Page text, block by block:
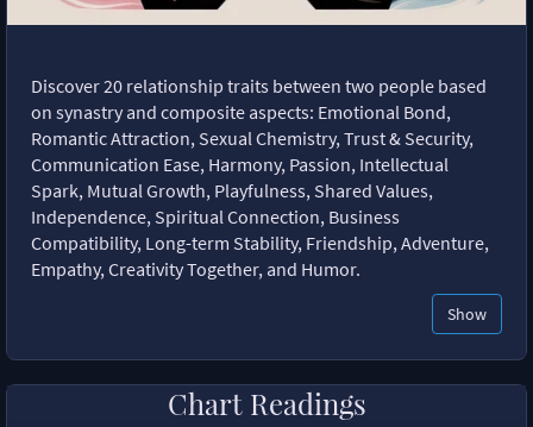
Discover 20 relationship traits between two people based
on synastry and composite aspects: Emotional Bond,
Romantic Attraction, Sexual Chemistry, Trust & Security,
Communication Ease, Harmony, Passion, Intellectual
Spark, Mutual Growth, Playfulness, Shared Values,
Independence, Spiritual Connection, Business
Compatibility, Long-term Stability, Friendship, Adventure,
Empathy, Creativity Together, and Humor.
Show
Chart Readings